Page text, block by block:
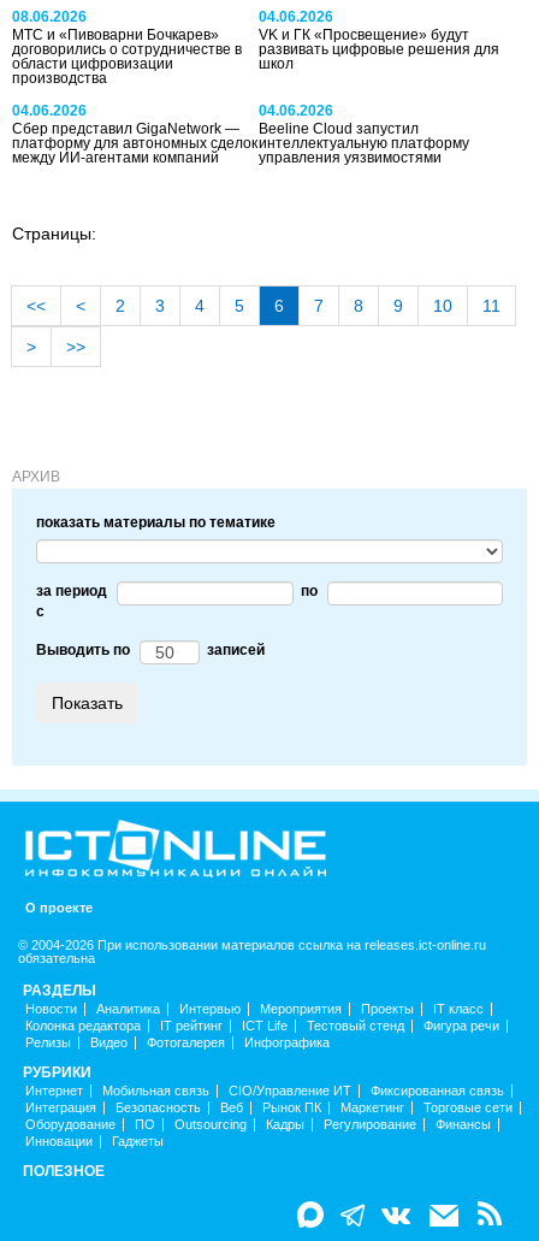
08.06.2026
МТС и «Пивоварни Бочкарев»
договорились о сотрудничестве в
области цифровизации
производства
04.06.2026
VK и ГК «Просвещение» будут
развивать цифровые решения для
школ
04.06.2026
Сбер представил GigaNetwork —
платформу для автономных сделок
между ИИ-агентами компаний
04.06.2026
Beeline Cloud запустил
интеллектуальную платформу
управления уязвимостями
Страницы:
<< < 2 3 4 5 6 7 8 9 10 11
> >>
АРХИВ
показать материалы по тематике
за период
c
по
Выводить по записей
О проекте
© 2004-2026 При использовании материалов ссылка на releases.ict-online.ru
обязательна
РАЗДЕЛЫ
Новости Аналитика Интервью Мероприятия Проекты
IT класс
Колонка редактора
IT рейтинг ICT Life Тестовый стенд
Фигура речи
Релизы
Видео Фотогалерея Инфографика
РУБРИКИ
Интернет Мобильная связь CIO/Управление ИТ
Фиксированная связь
Интеграция
Безопасность Веб Рынок ПК Маркетинг
Торговые сети
Оборудование
ПО Outsourcing Кадры Регулирование
Финансы
Инновации
Гаджеты
ПОЛЕЗНОЕ